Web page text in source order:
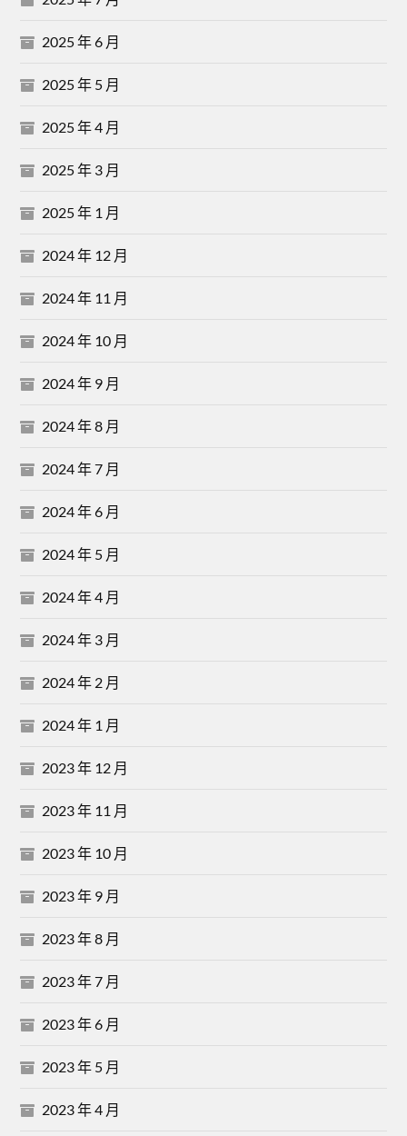
2025 年 6 月
2025 年 5 月
2025 年 4 月
2025 年 3 月
2025 年 1 月
2024 年 12 月
2024 年 11 月
2024 年 10 月
2024 年 9 月
2024 年 8 月
2024 年 7 月
2024 年 6 月
2024 年 5 月
2024 年 4 月
2024 年 3 月
2024 年 2 月
2024 年 1 月
2023 年 12 月
2023 年 11 月
2023 年 10 月
2023 年 9 月
2023 年 8 月
2023 年 7 月
2023 年 6 月
2023 年 5 月
2023 年 4 月